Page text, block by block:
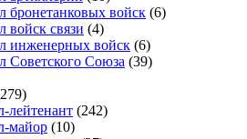
бронетанковых войск (6)
войск связи (4)
инженерных войск (6)
Советского Союза (39)
лейтенант (242)
майор (10)